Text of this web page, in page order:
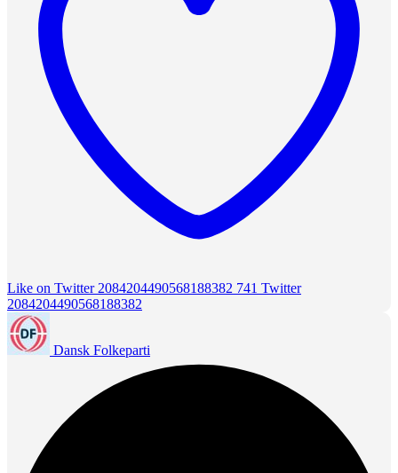
Like on Twitter 2084204490568188382 741 Twitter
2084204490568188382
Dansk Folkeparti